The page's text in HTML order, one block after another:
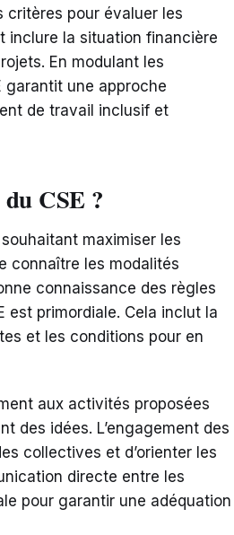
critères pour évaluer les
inclure la situation financière
En modulant les
garantit une approche
de travail inclusif et
CSE ?
maximiser les
connaître les modalités
connaissance des règles
est primordiale. Cela inclut la
et les conditions pour en
aux activités proposées
des idées. L’engagement des
collectives et d’orienter les
directe entre les
pour garantir une adéquation